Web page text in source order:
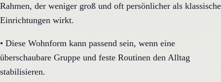
Rahmen, der weniger groß und oft persönlicher als klassische
Einrichtungen wirkt.
• Diese Wohnform kann passend sein, wenn eine
überschaubare Gruppe und feste Routinen den Alltag
stabilisieren.